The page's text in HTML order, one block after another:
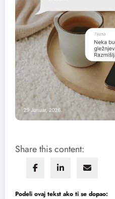
Share this content:
Podeli ovaj tekst ako ti se dopao: